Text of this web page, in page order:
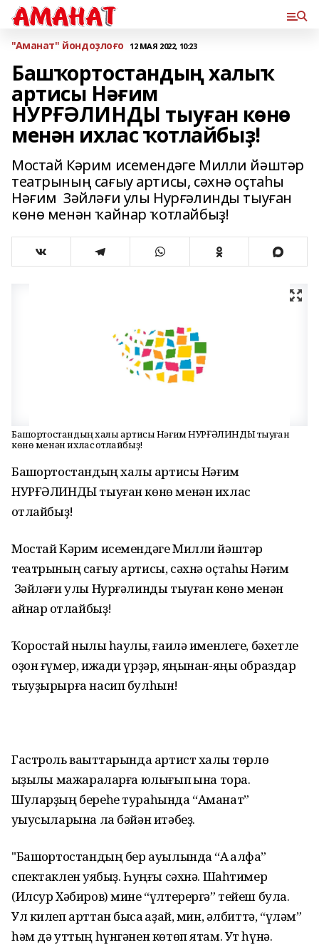
"Аманат" йондоҙлоғо 12 МАЯ 2022, 10:23
Башҡортостандың халыҡ
артисы Нәғим
НУРҒӘЛИНДЫ тыуған көнө
менән ихлас ҡотлайбыҙ!
Мостай Кәрим исемендәге Милли йәштәр
театрының сағыу артисы, сәхнә оҫтаһы
Нәғим Зәйләғи улы Нурғәлинды тыуған
көнө менән ҡайнар ҡотлайбыҙ!
Башҡортостандың халыҡ артисы Нәғим НУРҒӘЛИНДЫ тыуған
көнө менән ихлас ҡотлайбыҙ!
Башҡортостандың халыҡ артисы Нәғим
НУРҒӘЛИНДЫ тыуған көнө менән ихлас
ҡотлайбыҙ!
Мостай Кәрим исемендәге Милли йәштәр
театрының сағыу артисы, сәхнә оҫтаһы Нәғим
Зәйләғи улы Нурғәлинды тыуған көнө менән
ҡайнар ҡотлайбыҙ!
Ҡоростай ныҡлы һаулыҡ, ғаилә именлеге, бәхетле
оҙон ғүмер, ижади үрҙәр, яңынан-яңы образдар
тыуҙырырға насип булһын!
Гастроль ваҡыттарында артист халҡы төрлө
ҡыҙыҡлы мажараларға юлығып ҡына тора.
Шуларҙың береһе тураһында “Аманат”
уҡыусыларына ла бәйән итәбеҙ.
"Башҡортостандың бер ауылында “Аҡ ҡалфаҡ”
спектаклен ҡуябыҙ. Һуңғы сәхнә. Шаһтимер
(Илсур Хәбиров) мине “үлтерергә” тейеш була.
Ул килеп арттан бысаҡ ҡаҙай, мин, әлбиттә, “үләм”
һәм дә уттың һүнгәнен көтөп ятам. Ут һүнә.